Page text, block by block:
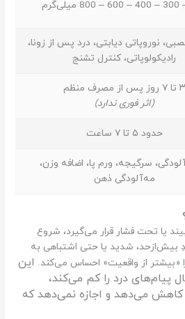
نوروپاتی دیابتی، درد پس از زونا،
رادیکولوپاتی، کنترل تشنج
۳ تا ۷ روز پس از مصرف منظم
(اثر فوری ندارد)
حدود ۵ تا ۷ ساعت
سرگیجه، ورم پا، اضافه وزن،
مه‌آلودگی ذهن
تحت فشار قرار می‌گیرد، شروع
بیش‌ازحد، شدید یا حتی اشتباهی به
«بیشتر از واقعیت» احساس می‌کند. این
پیام‌های درد را کم می‌کند،
می‌دهد و اجازه نمی‌دهد که